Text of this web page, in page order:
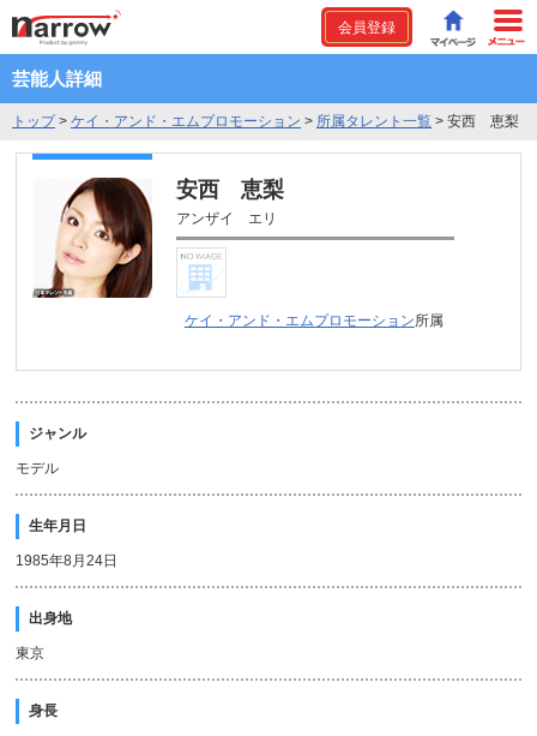
会員登録
芸能人詳細
トップ> ケイ・アンド・エムプロモーション > 所属タレント一覧 > 安西 恵梨
安西 恵梨
アンザイ エリ
ケイ・アンド・エムプロモーション所属
ジャンル
モデル
生年月日
1985年8月24日
出身地
東京
身長